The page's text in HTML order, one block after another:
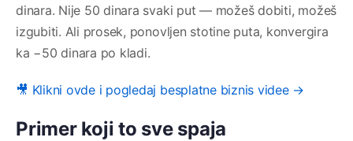
dinara. Nije 50 dinara svaki put — možeš dobiti, možeš
izgubiti. Ali prosek, ponovljen stotine puta, konvergira
ka −50 dinara po kladi.
🎥 Klikni ovde i pogledaj besplatne biznis videe →
Primer koji to sve spaja